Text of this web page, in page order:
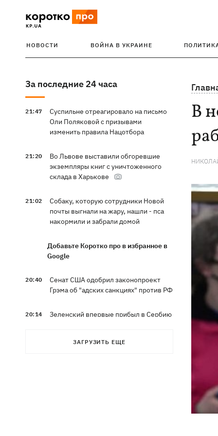
НОВОСТИ ВОЙНА В УКРАИНЕ
За последние 24 часа
21:47
Суспильне отреагировало на письмо
Оли Поляковой с призывами
изменить правила Нацотбора
21:20
Во Львове выставили обгоревшие
экземпляры книг с уничтоженного
склада в Харькове
21:02
Собаку, которую сотрудники Новой
почты выгнали на жару, нашли - пса
накормили и забрали домой
Добавьте Коротко про в избранное в
Google
20:40
Сенат США одобрил законопроект
Грэма об "адских санкциях" против РФ
20:14
Зеленский впервые прибыл в Сербию
ЗАГРУЗИТЬ ЕЩЕ
В